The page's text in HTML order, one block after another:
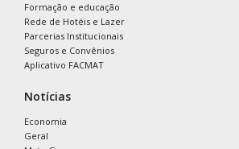
Formação e educação
Rede de Hotéis e Lazer
Parcerias Institucionais
Seguros e Convênios
Aplicativo FACMAT
Notícias
Economia
Geral